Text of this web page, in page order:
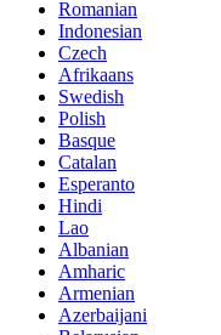
Romanian
Indonesian
Czech
Afrikaans
Swedish
Polish
Basque
Catalan
Esperanto
Hindi
Lao
Albanian
Amharic
Armenian
Azerbaijani